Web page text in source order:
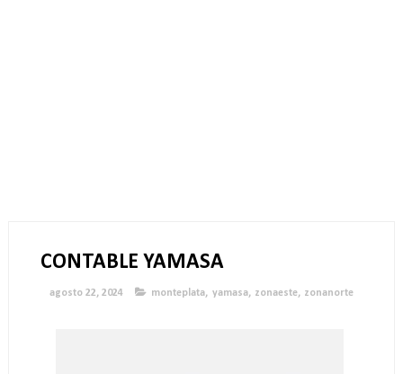
CONTABLE YAMASA
agosto 22, 2024 monteplata, yamasa, zonaeste, zonanorte